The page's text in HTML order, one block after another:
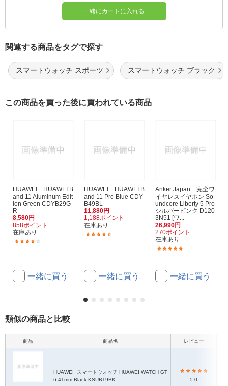
一緒にカートに入れる
関連する商品をタグで探す
スマートウォッチ スポーツ スマートウォッチ ブラック
この商品を買った後に買われている商品
HUAWEI HUAWEI B
and 11 Aluminum Edit
ion Green CDYB29G
R
8,580円
858ポイント
在庫あり
一緒に買う
HUAWEI HUAWEI B
and 11 Pro Blue CDY
B49BL
11,880円
1,188ポイント
在庫あり
一緒に買う
Anker Japan 完全ワ
イヤレスイヤホン So
undcore Liberty 5 Pro
シルバーピンク D120
3N51 [ワ...
26,990円
270ポイント
在庫あり
一緒に買う
類似の商品と比較
商品 商品名 レビュー
HUAWEI
6 41mm Black KSUB19BK
5.0